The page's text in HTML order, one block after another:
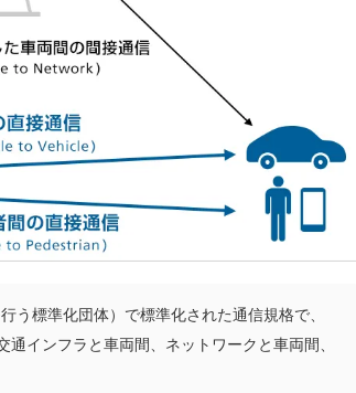
う標準化団体）で標準化された通信規格で、
インフラと車両間、ネットワークと車両間、